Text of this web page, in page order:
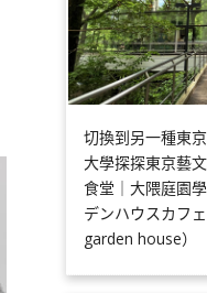
切換到另一種東
大學探探東京藝
食堂｜大隈庭園
デンハウスカフ
garden house）